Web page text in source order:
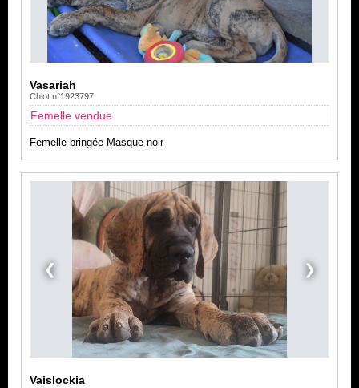
Vasariah
Chiot n°1923797
Femelle vendue
Femelle bringée Masque noir
❮ ❯
Vaislockia